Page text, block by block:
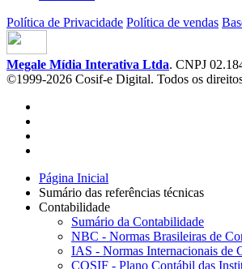
Política de Privacidade Política de vendas
Megale Mídia Interativa Ltda. CNPJ
©1999-2026 Cosif-e Digital. Todos os
Página Inicial
Sumário das referências técnicas
Contabilidade
Sumário da Contabilidade
NBC - Normas Brasileiras de
IAS - Normas Internacionais de
COSIF - Plano Contábil das